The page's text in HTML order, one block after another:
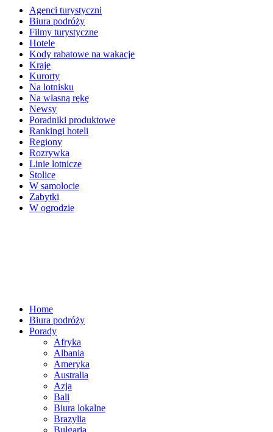
Agenci turystyczni
Biura podróży
Filmy turystyczne
Hotele
Kody rabatowe na wakacje
Kraje
Kurorty
Na lotnisku
Na własną rękę
Newsy
Poradniki produktowe
Rankingi hoteli
Regiony
Rozrywka
Linie lotnicze
Stolice
W samolocie
Zabytki
W ogrodzie
Home
Biura podróży
Porady
Afryka
Albania
Ameryka
Australia
Azja
Bali
Biura lokalne
Brazylia